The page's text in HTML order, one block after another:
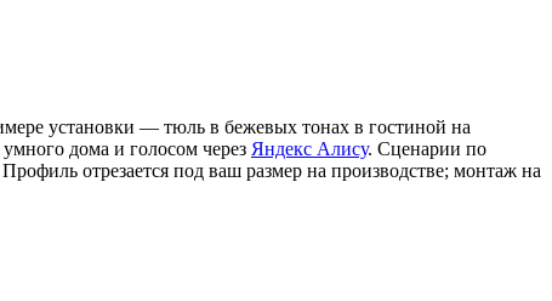
установки — тюль в бежевых тонах в гостиной на
дома и голосом через Яндекс Алису. Сценарии по
отрезается под ваш размер на производстве; монтаж на